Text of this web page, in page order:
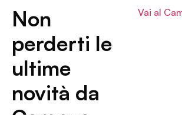
Non
perderti le
ultime
novità da
Vai al